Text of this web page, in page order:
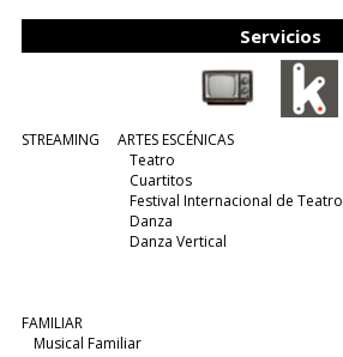
Servicios
STREAMING
ARTES ESCÉNICAS
Teatro
Cuartitos
Festival Internacional de Teatro
Danza
Danza Vertical
FAMILIAR
Musical Familiar